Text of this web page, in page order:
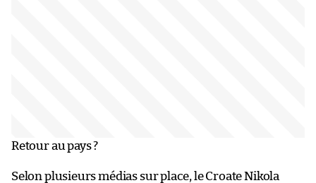
Retour au pays ?
Selon plusieurs médias sur place, le Croate Nikola